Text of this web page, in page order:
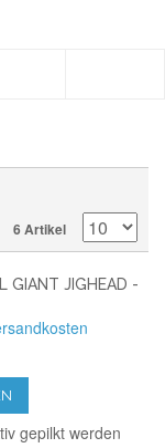
6 Artikel
GIANT JIGHEAD -
gepilkt werden